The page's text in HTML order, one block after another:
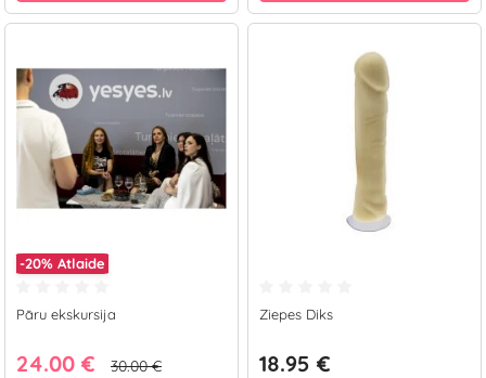
-20% Atlaide
Pāru ekskursija
24.00 € 30.00 €
Ziepes Diks
18.95 €